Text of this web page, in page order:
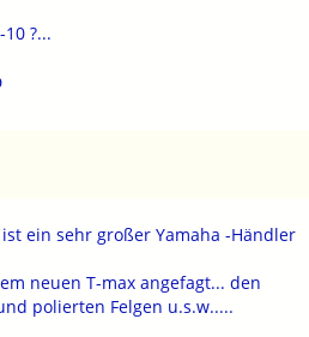
?...
ein sehr großer Yamaha -Händler
neuen T-max angefagt... den
polierten Felgen u.s.w.....